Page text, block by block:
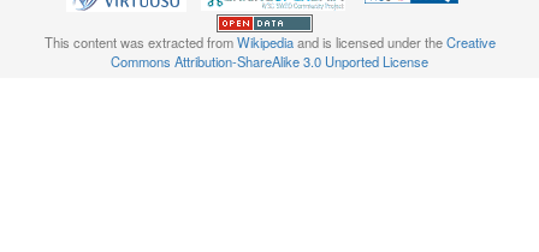
This content was extracted fromWikipediaand is licensed under theCreative
Commons Attribution-ShareAlike 3.0 Unported License